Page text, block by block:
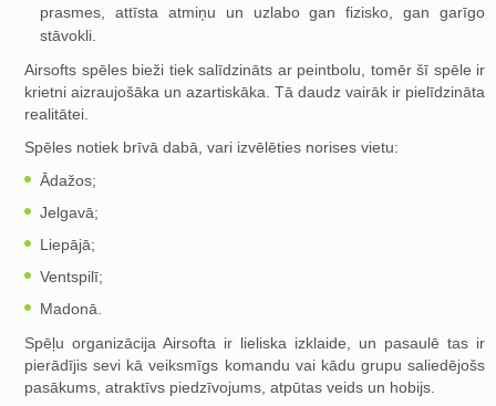
prasmes, attīsta atmiņu un uzlabo gan fizisko, gan garīgo
stāvokli.
Airsofts spēles bieži tiek salīdzināts ar peintbolu, tomēr šī spēle ir
krietni aizraujošāka un azartiskāka. Tā daudz vairāk ir pielīdzināta
realitātei.
Spēles notiek brīvā dabā, vari izvēlēties norises vietu:
Ādažos;
Jelgavā;
Liepājā;
Ventspilī;
Madonā.
Spēļu organizācija Airsofta ir lieliska izklaide, un pasaulē tas ir
pierādījis sevi kā veiksmīgs komandu vai kādu grupu saliedējošs
pasākums, atraktīvs piedzīvojums, atpūtas veids un hobijs.